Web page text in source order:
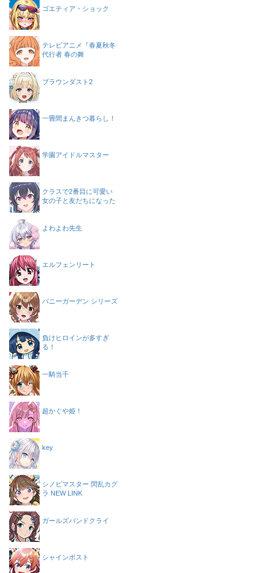
ゴエティア・ショック
テレビアニメ『春夏秋冬
代行者 春の舞
ブラウンダスト2
一畳間まんきつ暮らし！
学園アイドルマスター
クラスで2番目に可愛い
女の子と友だちになった
よわよわ先生
エルフェンリート
バニーガーデン シリーズ
負けヒロインが多すぎ
る！
一騎当千
超かぐや姫！
key
シノビマスター 閃乱カグ
ラ NEW LINK
ガールズバンドクライ
シャインポスト